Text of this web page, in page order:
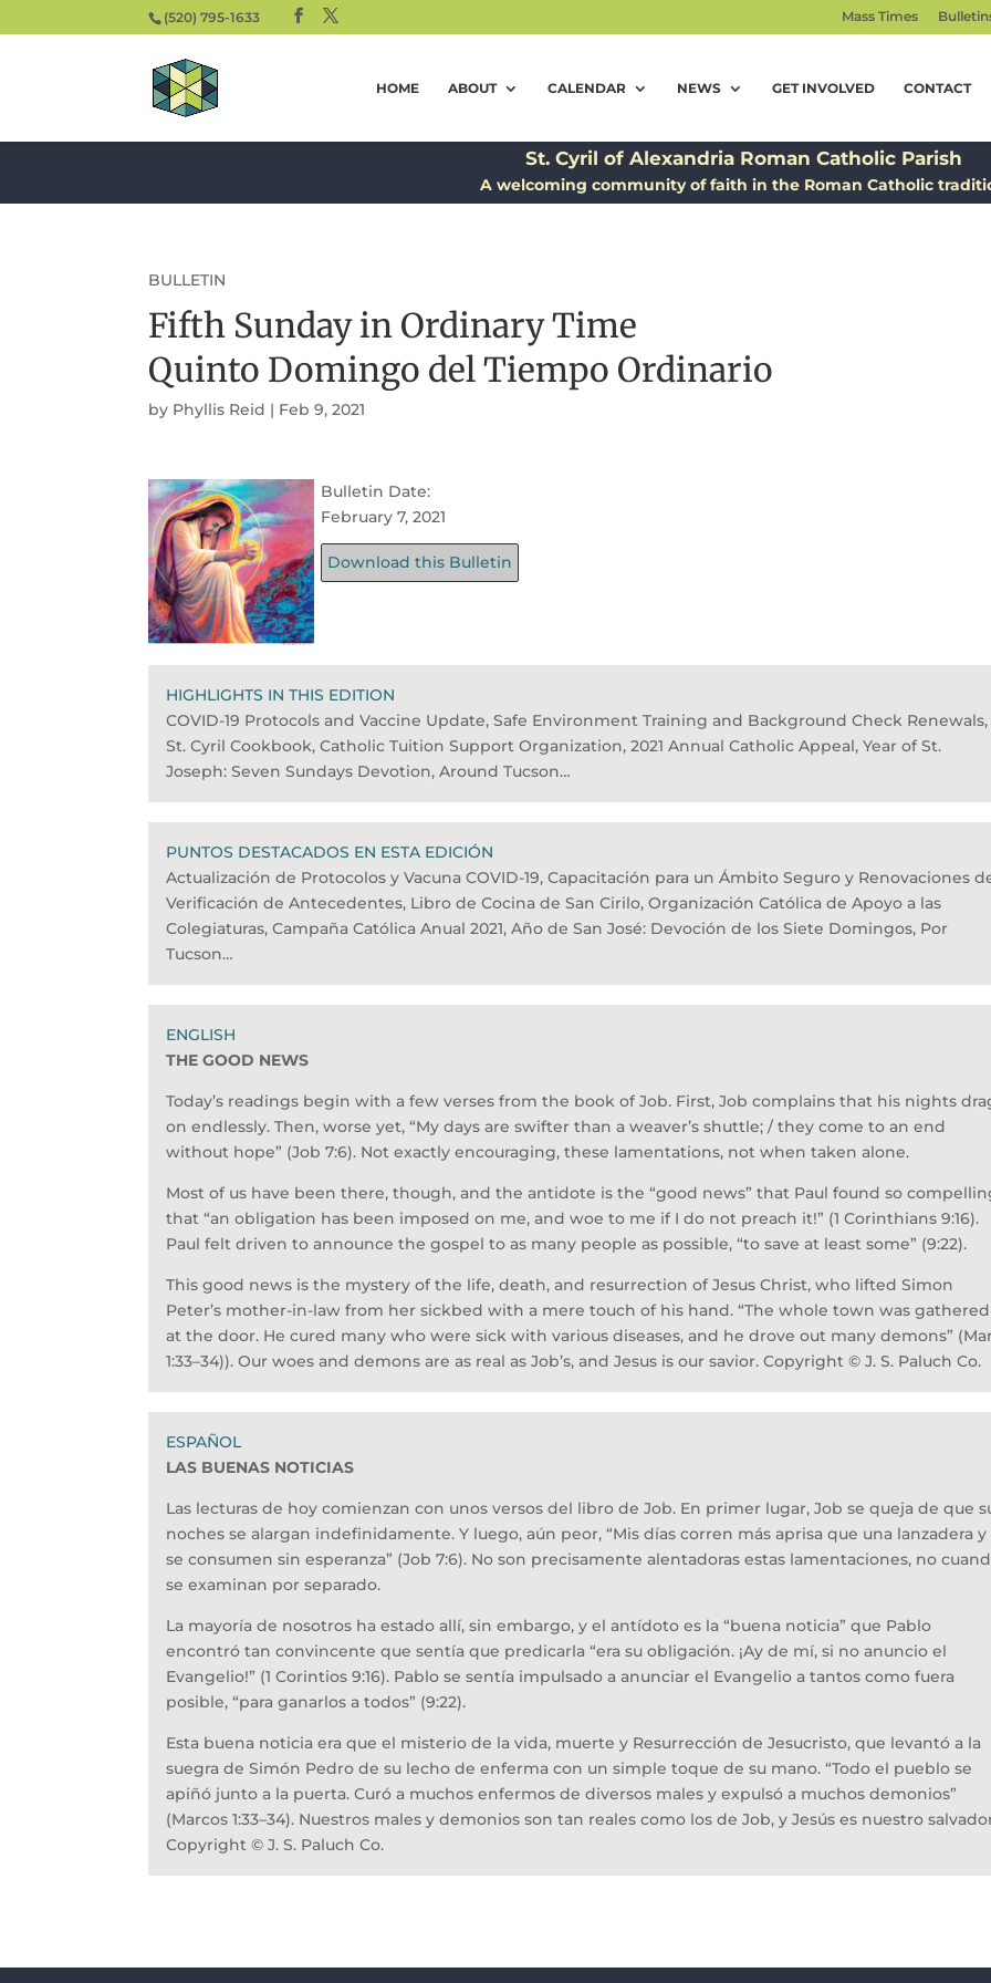
(520) 795-1633 Mass Times
HOME ABOUT CALENDAR NEWS GET INVOLVED CONTACT
St. Cyril of Alexandria Roman Catholic Parish
A welcoming community of faith in the Roman Catholic
BULLETIN
Fifth Sunday in Ordinary Time
Quinto Domingo del Tiempo Ordinario
by Phyllis Reid | Feb 9, 2021
Bulletin Date:
February 7, 2021
Download this Bulletin
HIGHLIGHTS IN THIS EDITION
COVID-19 Protocols and Vaccine Update, Safe Environment Training and Background Check Renewals,
St. Cyril Cookbook, Catholic Tuition Support Organization, 2021 Annual Catholic Appeal, Year of St.
Joseph: Seven Sundays Devotion, Around Tucson…
PUNTOS DESTACADOS EN ESTA EDICIÓN
Actualización de Protocolos y Vacuna COVID-19, Capacitación para un Ámbito Seguro y Renovaciones
Verificación de Antecedentes, Libro de Cocina de San Cirilo, Organización Católica de Apoyo a las
Colegiaturas, Campaña Católica Anual 2021, Año de San José: Devoción de los Siete Domingos, Por
Tucson…
THE GOOD NEWS
Today’s readings begin with a few verses from the book of Job. First, Job complains that his nights
on endlessly. Then, worse yet, “My days are swifter than a weaver’s shuttle; / they come to an end
without hope” (Job 7:6). Not exactly encouraging, these lamentations, not when taken alone.
Most of us have been there, though, and the antidote is the “good news” that Paul found so
that “an obligation has been imposed on me, and woe to me if I do not preach it!” (1 Corinthians 9:16).
Paul felt driven to announce the gospel to as many people as possible, “to save at least some” (9:22).
This good news is the mystery of the life, death, and resurrection of Jesus Christ, who lifted Simon
Peter’s mother-in-law from her sickbed with a mere touch of his hand. “The whole town was gathered
at the door. He cured many who were sick with various diseases, and he drove out many demons”
1:33–34)). Our woes and demons are as real as Job’s, and Jesus is our savior. Copyright © J. S. Paluch Co.
LAS BUENAS NOTICIAS
Las lecturas de hoy comienzan con unos versos del libro de Job. En primer lugar, Job se queja de que
noches se alargan indefinidamente. Y luego, aún peor, “Mis días corren más aprisa que una lanzadera y
se consumen sin esperanza” (Job 7:6). No son precisamente alentadoras estas lamentaciones, no
se examinan por separado.
La mayoría de nosotros ha estado allí, sin embargo, y el antídoto es la “buena noticia” que Pablo
encontró tan convincente que sentía que predicarla “era su obligación. ¡Ay de mí, si no anuncio el
Evangelio!” (1 Corintios 9:16). Pablo se sentía impulsado a anunciar el Evangelio a tantos como fuera
posible, “para ganarlos a todos” (9:22).
Esta buena noticia era que el misterio de la vida, muerte y Resurrección de Jesucristo, que levantó a la
suegra de Simón Pedro de su lecho de enferma con un simple toque de su mano. “Todo el pueblo se
apiñó junto a la puerta. Curó a muchos enfermos de diversos males y expulsó a muchos demonios”
(Marcos 1:33–34). Nuestros males y demonios son tan reales como los de Job, y Jesús es nuestro
Copyright © J. S. Paluch Co.